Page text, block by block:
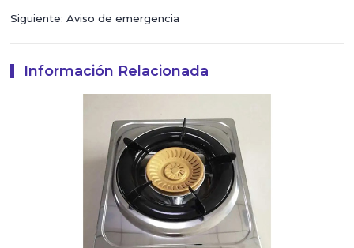
Siguiente: Aviso de emergencia
Información Relacionada